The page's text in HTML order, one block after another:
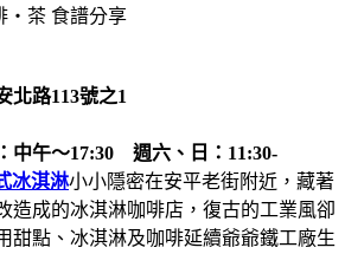
‧茶 食譜分享
北路113號之1
中午～17:30 週六、日：11:30-
冰淇淋小小隱密在安平老街附近，藏著
造成的冰淇淋咖啡店，復古的工業風卻
甜點、冰淇淋及咖啡延續爺爺鐵工廠生